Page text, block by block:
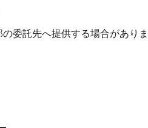
委託先へ提供する場合があり